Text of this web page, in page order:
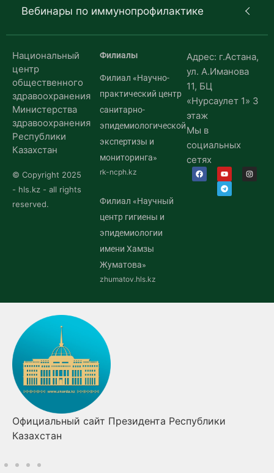
Вебинары по иммунопрофилактике
Национальный
центр
общественного
здравоохранения
Министерства
здравоохранения
Республики
Казахстан
© Copyright 2025
- hls.kz - all rights
reserved.
Филиалы
Филиал «Научно-
практический центр
санитарно-
эпидемиологической
экспертизы и
мониторинга»
rk-ncph.kz
Филиал «Научный
центр гигиены и
эпидемиологии
имени Хамзы
Жуматова»
zhumatov.hls.kz
Адрес: г.Астана,
ул. А.Иманова
11, БЦ
«Нурсаулет 1» 3
этаж
Мы в
социальных
сетях
Официальный сайт Президента Республики
Казахстан